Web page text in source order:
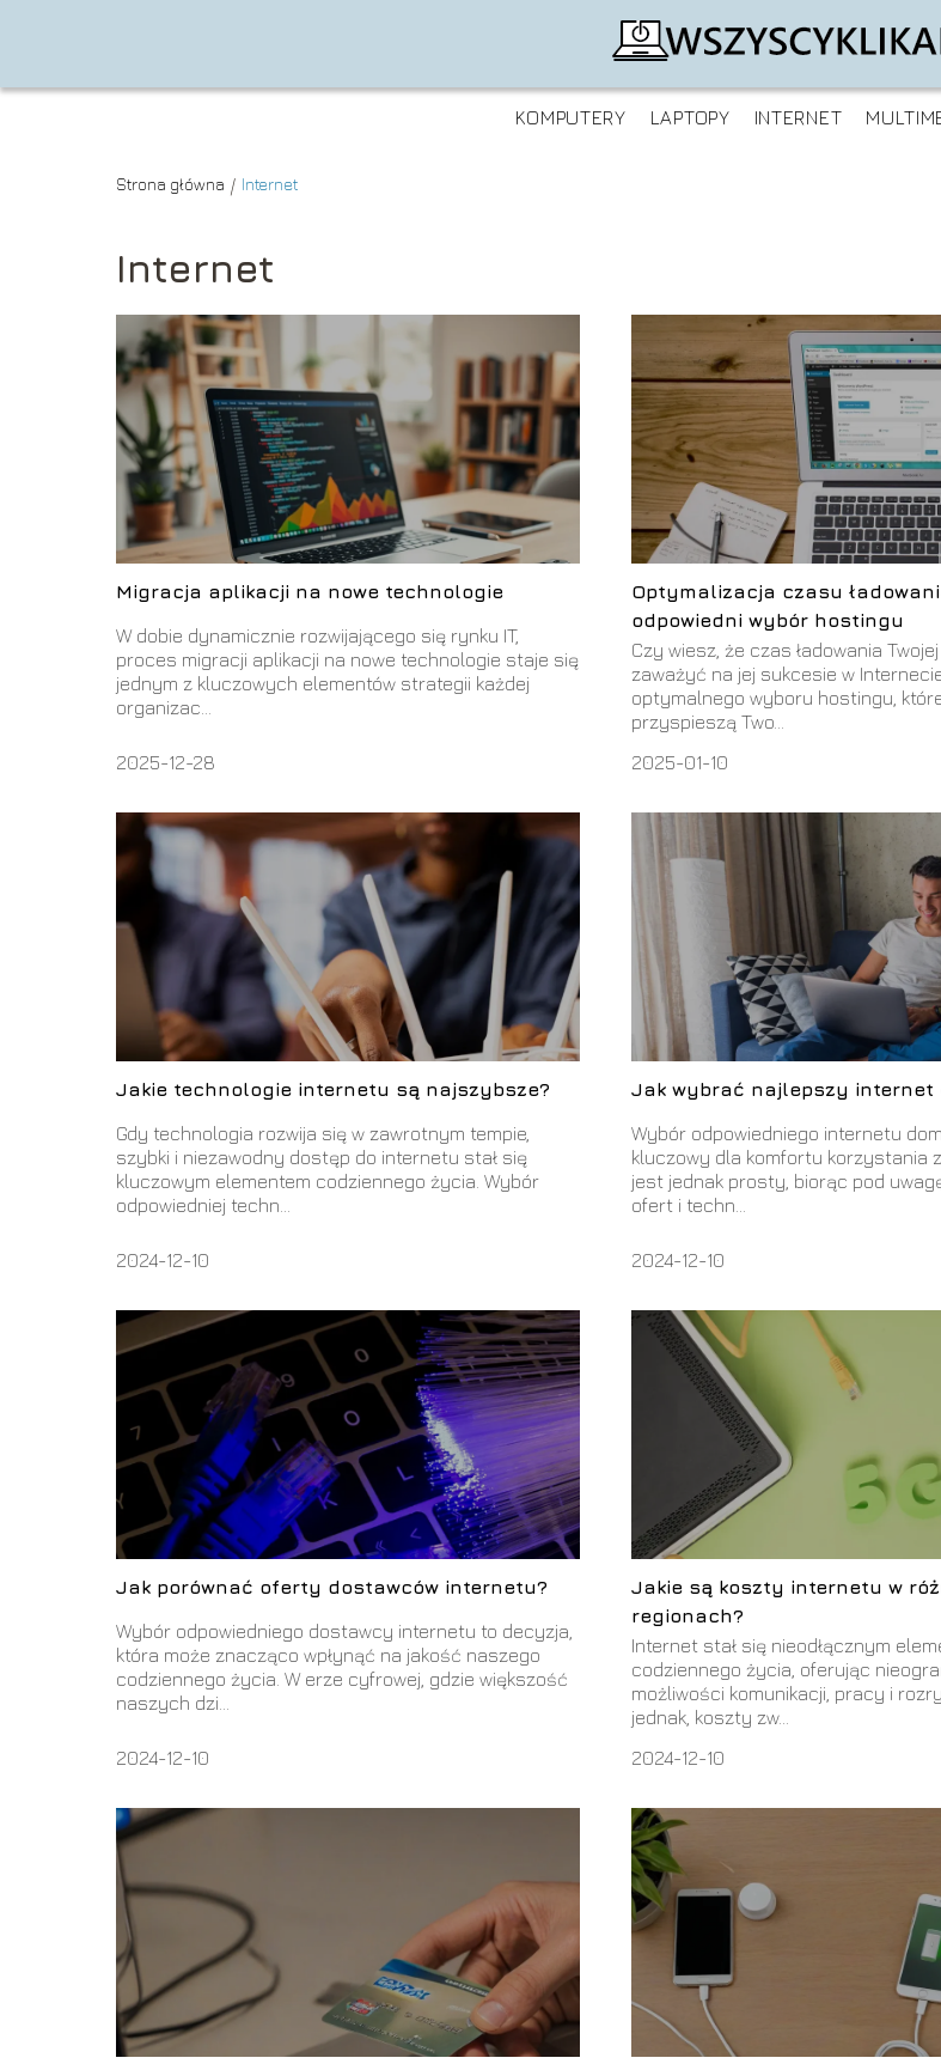
KOMPUTERY LAPTOPY INTERNET
Strona główna / Internet
Internet
Migracja aplikacji na nowe technologie
W dobie dynamicznie rozwijającego się rynku IT,
proces migracji aplikacji na nowe technologie staje się
jednym z kluczowych elementów strategii każdej
organizac...
2025-12-28
Optymalizacja czasu
odpowiedni wybór hostingu
Czy wiesz, że czas ładowania
zaważyć na jej sukcesie w
optymalnego wyboru hostingu,
przyspieszą Two...
2025-01-10
Jakie technologie internetu są najszybsze?
Gdy technologia rozwija się w zawrotnym tempie,
szybki i niezawodny dostęp do internetu stał się
kluczowym elementem codziennego życia. Wybór
odpowiedniej techn...
2024-12-10
Jak wybrać najlepszy internet
Wybór odpowiedniego internetu
kluczowy dla komfortu korzystania
jest jednak prosty, biorąc pod
ofert i techn...
2024-12-10
Jak porównać oferty dostawców internetu?
Wybór odpowiedniego dostawcy internetu to decyzja,
która może znacząco wpłynąć na jakość naszego
codziennego życia. W erze cyfrowej, gdzie większość
naszych dzi...
2024-12-10
Jakie są koszty internetu w
regionach?
Internet stał się nieodłącznym
codziennego życia, oferując
możliwości komunikacji, pracy i
jednak, koszty zw...
2024-12-10